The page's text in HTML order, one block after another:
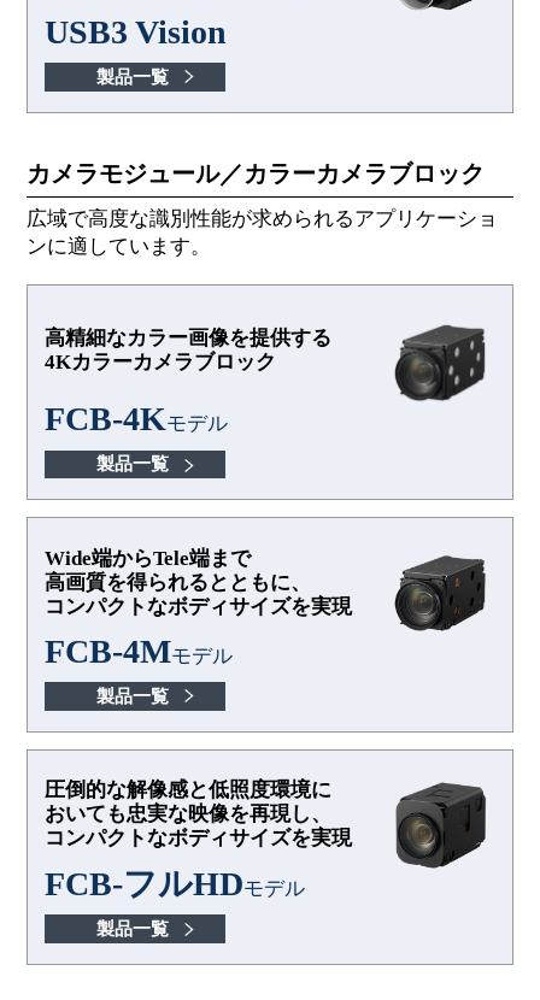
USB3 Vision
製品一覧
カメラモジュール／カラーカメラブロック
広域で高度な識別性能が求められるアプリケーショ
ンに適しています。
高精細なカラー画像を提供する
4Kカラーカメラブロック
FCB-4Kモデル
製品一覧
Wide端からTele端まで
高画質を得られるとともに、
コンパクトなボディサイズを実現
FCB-4Mモデル
製品一覧
圧倒的な解像感と低照度環境に
おいても忠実な映像を再現し、
コンパクトなボディサイズを実現
FCB-フルHDモデル
製品一覧